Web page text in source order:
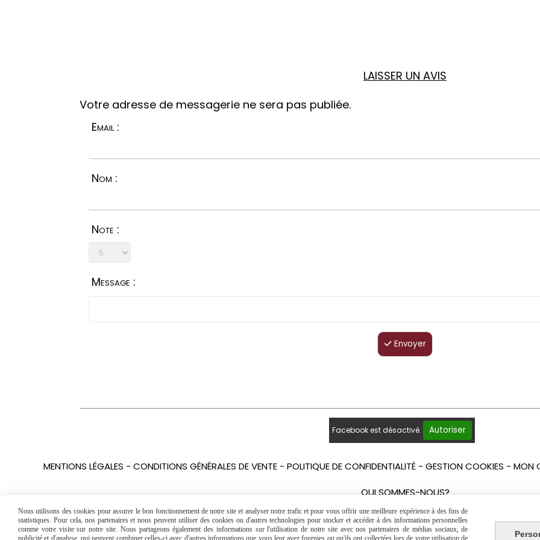
LAISSER UN AVIS
Votre adresse de messagerie ne sera pas publiée.
Email :
Nom :
Note :
Message :
Envoyer
Facebook est désactivé. Autoriser
MENTIONS LÉGALES CONDITIONS GÉNÉRALES DE VENTE POLITIQUE DE CONFIDENTIALITÉ GESTION COOKIES MON
QUI SOMMES-NOUS?
Nous utilisons des cookies pour assurer le bon fonctionnement de notre site et analyser notre trafic et pour vous offrir une meilleure expérience à des fins de
statistiques. Pour cela, nos partenaires et nous peuvent utiliser des cookies ou d'autres technologies pour stocker et accéder à des informations personnelles
comme votre visite sur notre site. Nous partageons également des informations sur l'utilisation de notre site avec nos partenaires de médias sociaux, de
publicité et d'analyse, qui peuvent combiner celles-ci avec d'autres informations que vous leur avez fournies ou qu'ils ont collectées lors de votre utilisation de